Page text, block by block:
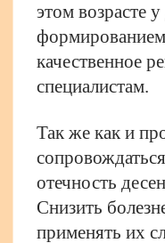
этом возрасте
качественное
специалистам.
Так же как и
отечность
Снизить
применять их